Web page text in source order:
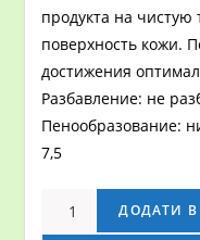
продукта на чистую
поверхность кожи.
достижения
Разбавление: не
Пенообразование:
7,5
КондиционерДОДАТИ